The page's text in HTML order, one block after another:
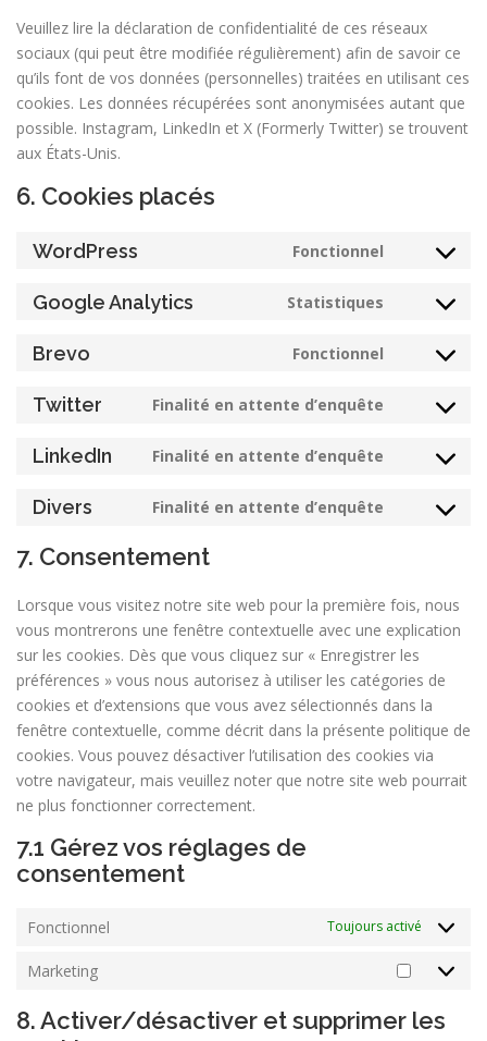
Veuillez lire la déclaration de confidentialité de ces réseaux
sociaux (qui peut être modifiée régulièrement) afin de savoir ce
qu’ils font de vos données (personnelles) traitées en utilisant ces
cookies. Les données récupérées sont anonymisées autant que
possible. Instagram, LinkedIn et X (Formerly Twitter) se trouvent
aux États-Unis.
6. Cookies placés
WordPress Fonctionnel
Consent
service
Google Analytics Statistiques
Consent
service
analytics
Brevo Fonctionnel
Consent
service
Twitter Finalité en attente d’enquête
Consent
service
LinkedIn Finalité en attente d’enquête
Consent
service
Divers Finalité en attente d’enquête
Consent
7. Consentement
Lorsque vous visitez notre site web pour la première fois, nous
vous montrerons une fenêtre contextuelle avec une explication
sur les cookies. Dès que vous cliquez sur « Enregistrer les
préférences » vous nous autorisez à utiliser les catégories de
cookies et d’extensions que vous avez sélectionnés dans la
fenêtre contextuelle, comme décrit dans la présente politique de
cookies. Vous pouvez désactiver l’utilisation des cookies via
votre navigateur, mais veuillez noter que notre site web pourrait
ne plus fonctionner correctement.
7.1 Gérez vos réglages de
consentement
Fonctionnel Toujours activé
Marketing
8. Activer/désactiver et supprimer les